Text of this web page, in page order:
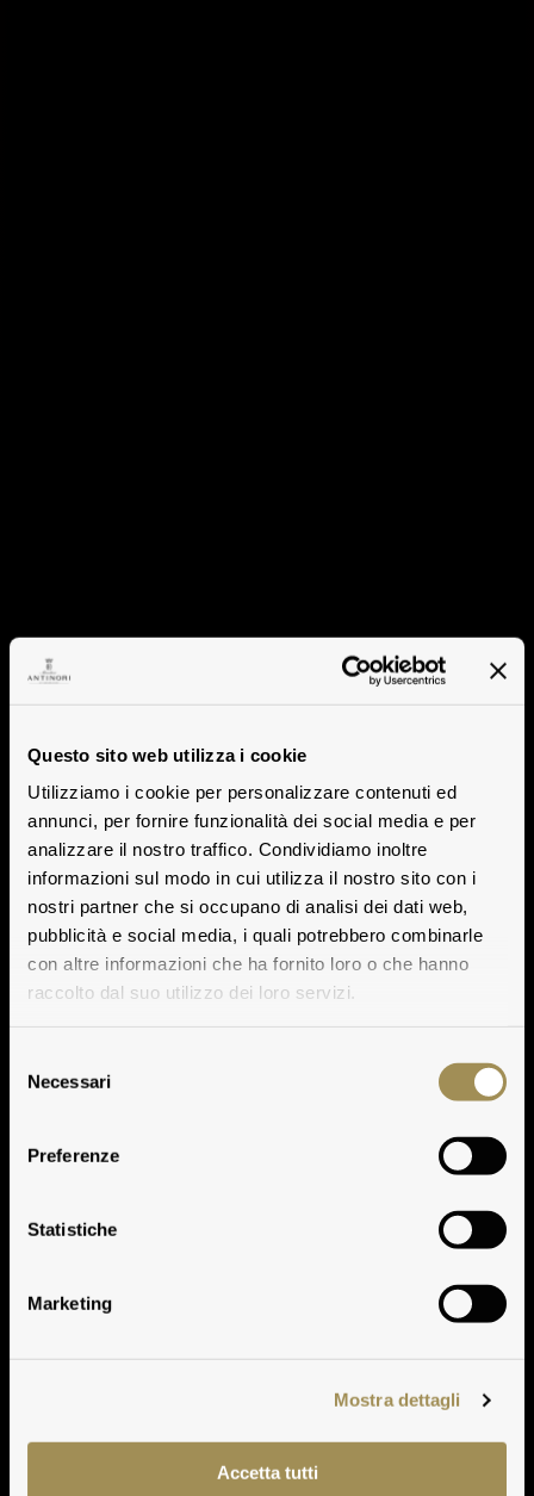
Questo sito web utilizza i cookie
Utilizziamo i cookie per personalizzare contenuti ed
annunci, per fornire funzionalità dei social media e per
analizzare il nostro traffico. Condividiamo inoltre
informazioni sul modo in cui utilizza il nostro sito con i
nostri partner che si occupano di analisi dei dati web,
pubblicità e social media, i quali potrebbero combinarle
con altre informazioni che ha fornito loro o che hanno
raccolto dal suo utilizzo dei loro servizi.
delNecessari
Preferenze
Statistiche
Marketing
Mostra dettagli
Accetta tutti